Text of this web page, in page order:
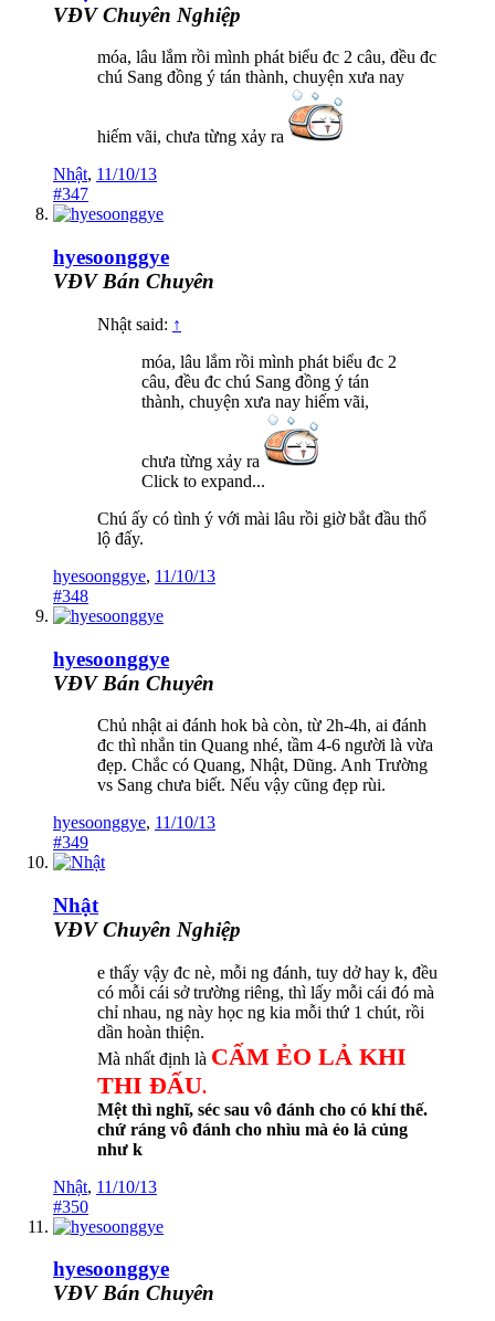
VĐV Chuyên Nghiệp
móa, lâu lắm rồi mình phát biểu đc 2 câu, đều đc
chú Sang đồng ý tán thành, chuyện xưa nay
hiếm vãi, chưa từng xảy ra
Nhật, 11/10/13
#347
hyesoonggye
VĐV Bán Chuyên
Nhật said: ↑
móa, lâu lắm rồi mình phát biểu đc 2
câu, đều đc chú Sang đồng ý tán
thành, chuyện xưa nay hiếm vãi,
chưa từng xảy ra
Click to expand...
Chú ấy có tình ý với mài lâu rồi giờ bắt đầu thổ
lộ đấy.
hyesoonggye, 11/10/13
#348
hyesoonggye
VĐV Bán Chuyên
Chủ nhật ai đánh hok bà còn, từ 2h-4h, ai đánh
đc thì nhắn tin Quang nhé, tầm 4-6 người là vừa
đẹp. Chắc có Quang, Nhật, Dũng. Anh Trường
vs Sang chưa biết. Nếu vậy cũng đẹp rùi.
hyesoonggye, 11/10/13
#349
Nhật
VĐV Chuyên Nghiệp
e thấy vậy đc nè, mỗi ng đánh, tuy dở hay k, đều
có mỗi cái sở trường riêng, thì lấy mỗi cái đó mà
chỉ nhau, ng này học ng kia mỗi thứ 1 chút, rồi
dần hoàn thiện.
Mà nhất định là CẤM ẺO LẢ KHI
THI ĐẤU.
Mệt thì nghĩ, séc sau vô đánh cho có khí thế.
chứ ráng vô đánh cho nhìu mà ẻo lả củng
như k
Nhật, 11/10/13
#350
hyesoonggye
VĐV Bán Chuyên